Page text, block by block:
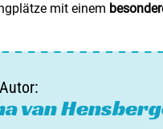
mit einem
van